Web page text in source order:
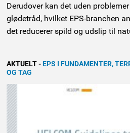
Derudover kan det uden
glødetråd, hvilket EPS-branchen
det reducerer spild og udslip til
AKTUELT-EPS I FUNDAMENTER,
OG TAG